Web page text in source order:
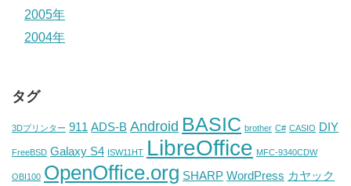
2005年
2004年
タグ
3Dプリンター 911 ADS-B Android BASIC brother C# CASIO DIY
FreeBSD Galaxy S4 ISW11HT LibreOffice MFC-9340CDW
OBI100 OpenOffice.org SHARP WordPress カヤック